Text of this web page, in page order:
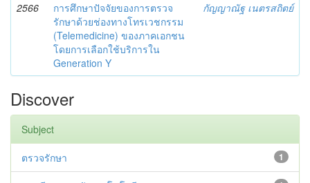
2566
การศึกษาปัจจัยของการตรวจ
รักษาด้วยช่องทางโทรเวชกรรม
(Telemedicine) ของภาคเอกชน
โดยการเลือกใช้บริการใน
Generation Y
กัญญาณัฐ เนตรสถิตย์
Discover
Subject
1
ตรวจรักษา